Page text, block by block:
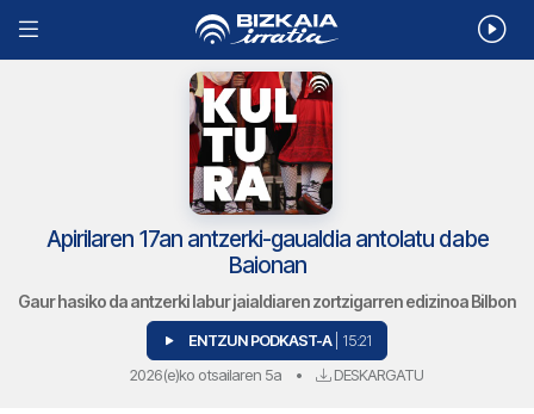
Apirilaren 17an antzerki-gaualdia antolatu dabe
Baionan
Gaur hasiko da antzerki labur jaialdiaren zortzigarren edizinoa Bilbon
ENTZUN PODKAST-A | 15:21
2026(e)ko otsailaren 5a • DESKARGATU